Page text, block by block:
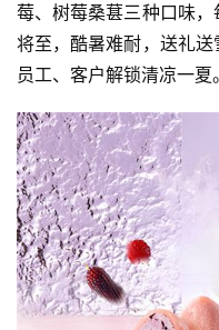
莓、树莓桑葚三种口味
将至，酷暑难耐，送礼送
员工、客户解锁清凉一夏。